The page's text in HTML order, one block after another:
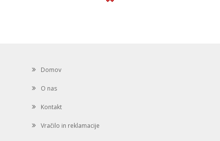
Domov
O nas
Kontakt
Vračilo in reklamacije